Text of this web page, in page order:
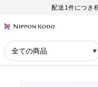
配送1件につき